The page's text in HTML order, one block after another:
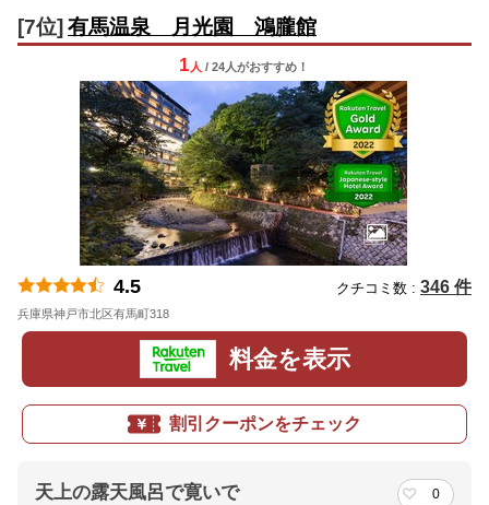
[7位] 有馬温泉 月光園 鴻朧館
1 人 / 24人がおすすめ！
4.5 クチコミ数 : 346 件
兵庫県神戸市北区有馬町318
料金を表示
割引クーポンをチェック
天上の露天風呂で寛いで 0